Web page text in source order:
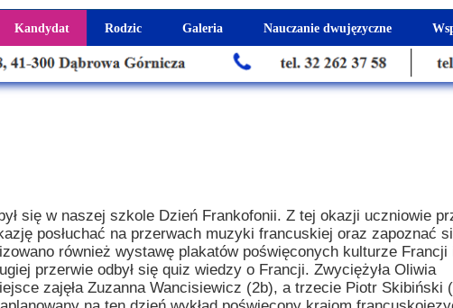
się w naszej szkole Dzień Frankofonii. Z tej okazji uczniowie
posłuchać na przerwach muzyki francuskiej oraz zapoznać
również wystawę plakatów poświęconych kulturze Francji
przerwie odbył się quiz wiedzy o Francji. Zwyciężyła Oliwia
zajęła Zuzanna Wancisiewicz (2b), a trzecie Piotr Skibiński
Rodzic
Harmonogram spotkań z rodzicami
Galeria Nauczanie dwujęzyczne
Kadra dwujęzyczna
roku szkolnego
Szkolny
podręczników
edukacyjne
Kandydat
Aktualności dla kandydatów
Regulamin rekrutacji
Dlaczego Zamoyski?
System rekrutacji elektronicznej